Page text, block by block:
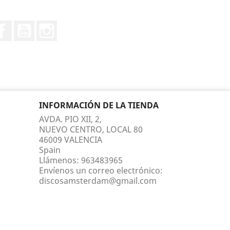
INFORMACIÓN DE LA TIENDA
AVDA. PIO XII, 2,
NUEVO CENTRO, LOCAL 80
46009 VALENCIA
Spain
Llámenos: 963483965
Envíenos un correo electrónico:
discosamsterdam@gmail.com